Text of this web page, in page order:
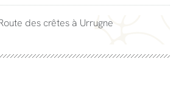
des crêtes à Urrugne